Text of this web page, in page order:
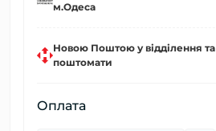
м.Одеса
Новою Поштою у відділення та
поштомати
Оплата